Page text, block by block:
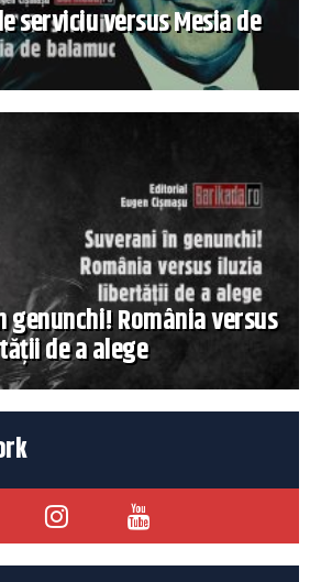
serviciu versus Mesia de
genunchi! România versus
de a alege